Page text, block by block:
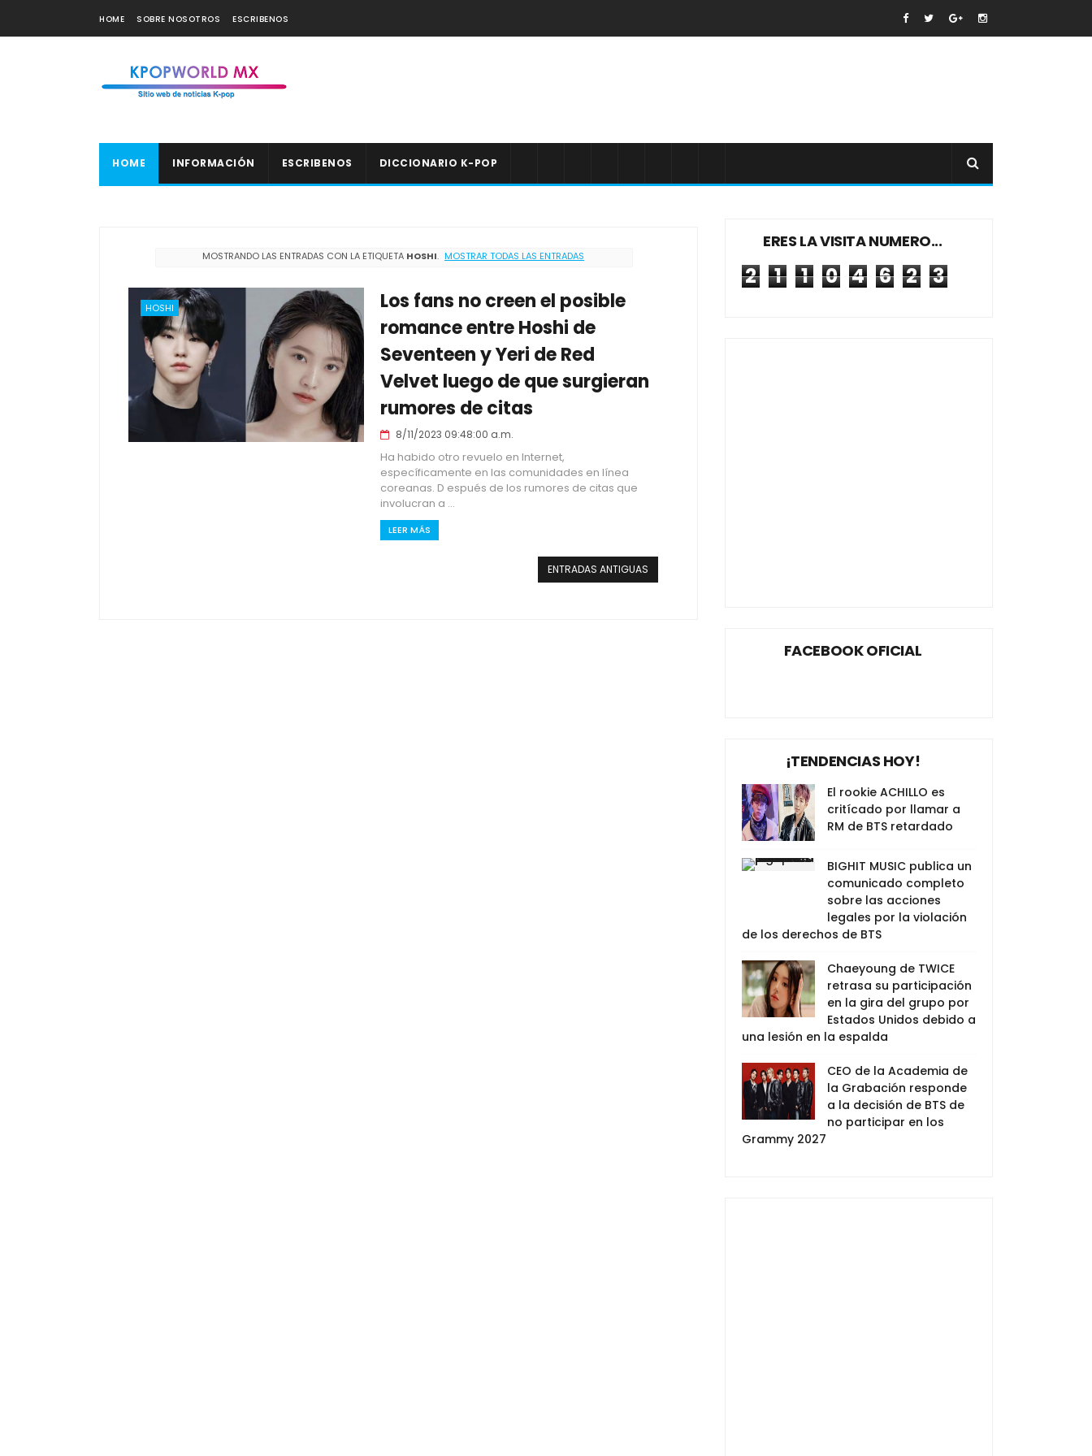
HOME SOBRE NOSOTROS ESCRIBENOS
HOME INFORMACIÓN ESCRIBENOS DICCIONARIO K-POP
MOSTRANDO LAS ENTRADAS CON LA ETIQUETA HOSHI. MOSTRAR TODAS LAS ENTRADAS
HOSHI
Los fans no creen el posible
romance entre Hoshi de
Seventeen y Yeri de Red
Velvet luego de que surgieran
rumores de citas
8/11/2023 09:48:00 a.m.
Ha habido otro revuelo en Internet,
específicamente en las comunidades en línea
coreanas. D espués de los rumores de citas que
involucran a ...
LEER MÁS
ENTRADAS ANTIGUAS
ERES LA VISITA NUMERO...
2 1 1 0 4 6 2 3
FACEBOOK OFICIAL
¡TENDENCIAS HOY!
El rookie ACHILLO es
critícado por llamar a
RM de BTS retardado
BIGHIT MUSIC publica un
comunicado completo
sobre las acciones
legales por la violación
de los derechos de BTS
Chaeyoung de TWICE
retrasa su participación
en la gira del grupo por
Estados Unidos debido a
una lesión en la espalda
CEO de la Academia de
la Grabación responde
a la decisión de BTS de
no participar en los
Grammy 2027